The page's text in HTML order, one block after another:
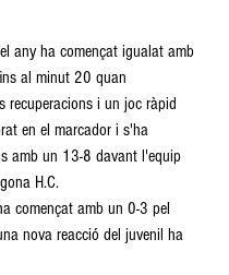
any ha començat igualat amb
al minut 20 quan
recuperacions i un joc ràpid
en el marcador i s'ha
amb un 13-8 davant l'equip
H.C.
començat amb un 0-3 pel
nova reacció del juvenil ha